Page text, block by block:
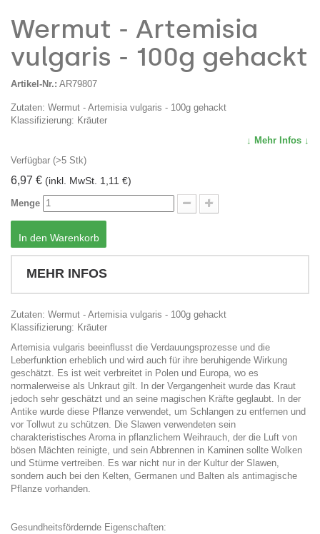
Wermut - Artemisia
vulgaris - 100g gehackt
Artikel-Nr.: AR79807
Zutaten: Wermut - Artemisia vulgaris - 100g gehackt
Klassifizierung: Kräuter
↓ Mehr Infos ↓
Verfügbar (>5 Stk)
6,97 € (inkl. MwSt. 1,11 €)
Menge
In den Warenkorb
MEHR INFOS
Zutaten: Wermut - Artemisia vulgaris - 100g gehackt
Klassifizierung: Kräuter
Artemisia vulgaris beeinflusst die Verdauungsprozesse und die
Leberfunktion erheblich und wird auch für ihre beruhigende Wirkung
geschätzt. Es ist weit verbreitet in Polen und Europa, wo es
normalerweise als Unkraut gilt. In der Vergangenheit wurde das Kraut
jedoch sehr geschätzt und an seine magischen Kräfte geglaubt. In der
Antike wurde diese Pflanze verwendet, um Schlangen zu entfernen und
vor Tollwut zu schützen. Die Slawen verwendeten sein
charakteristisches Aroma in pflanzlichem Weihrauch, der die Luft von
bösen Mächten reinigte, und sein Abbrennen in Kaminen sollte Wolken
und Stürme vertreiben. Es war nicht nur in der Kultur der Slawen,
sondern auch bei den Kelten, Germanen und Balten als antimagische
Pflanze vorhanden.
Gesundheitsfördernde Eigenschaften: